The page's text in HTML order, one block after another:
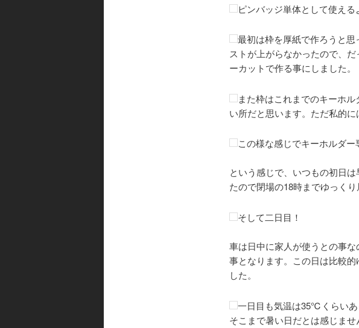
ピンバッジ単体として使える
最初は枠を厚紙で作ろうと
ストが上がらなかったので、
ーカットで作る事にしました。
また枠はこれまでのキーホ
い所だと思います。ただ私的に
この様な感じでキーホルダー
という感じで、いつもの初日
たので閉場の18時までゆっくり
そして二日目！
車は日中に家人が使うとの事
事となります。この日は比較
した。
一日目も気温は35℃くらい
そこまで暑い日だとは感じま